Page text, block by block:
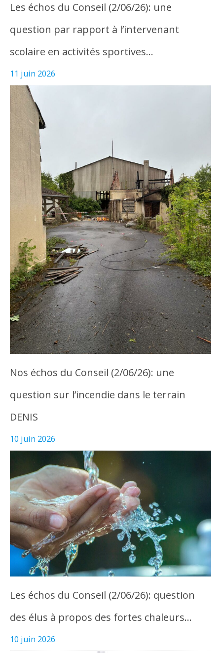
Les échos du Conseil (2/06/26): une
question par rapport à l’intervenant
scolaire en activités sportives…
11 juin 2026
Nos échos du Conseil (2/06/26): une
question sur l’incendie dans le terrain
DENIS
10 juin 2026
Les échos du Conseil (2/06/26): question
des élus à propos des fortes chaleurs…
10 juin 2026